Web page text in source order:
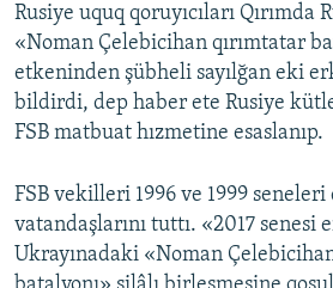
SÜRET
BLOGLAR
FİKİR
Українською
QOŞULIÑIZ!
Rusiye uquq qoruyıcıları Qırımda
«Noman Çelebicihan qırımtatar
etkeninden şübheli sayılğan eki
bildirdi, dep haber ete Rusiye
FSB matbuat hızmetine esaslanıp.
FSB vekilleri 1996 ve 1999 seneleri
vatandaşlarını tuttı. «2017 senesi
Ukrayınadaki «Noman